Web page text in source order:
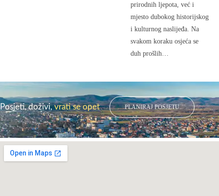
prirodnih ljepota, već i
mjesto dubokog historijskog
i kulturnog naslijeđa. Na
svakom koraku osjeća se
duh prošlih…
Posjeti, doživi,vrati se opet PLANIRAJ POSJETU